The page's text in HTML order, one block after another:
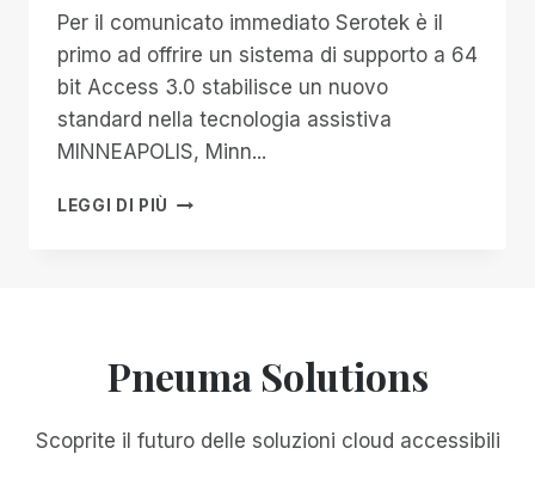
Per il comunicato immediato Serotek è il
primo ad offrire un sistema di supporto a 64
bit Access 3.0 stabilisce un nuovo
standard nella tecnologia assistiva
MINNEAPOLIS, Minn...
LEGGI DI PIÙ COMUNICATO
OFFRIRE
A
Pneuma Solutions
Scoprite il futuro delle soluzioni cloud accessibili